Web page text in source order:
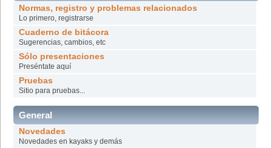
Normas, registro y problemas relacionados
Lo primero, registrarse
Cuaderno de bitácora
Sugerencias, cambios, etc
Sólo presentaciones
Preséntate aquí
Pruebas
Sitio para pruebas...
General
Novedades
Novedades en kayaks y demás